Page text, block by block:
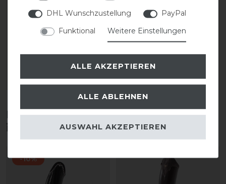
Schuhcreme 75 ml
| 132,00 € / Liter
ARTIKEL MERKEN
Schuhcreme 75 ml
0.075 Liter
ARTIKEL MERKEN
Diese Produkte könnten dich auch
interessieren
-10%
DHL Wunschzustellung
PayPal
Funktional
Weitere Einstellungen
ALLE AKZEPTIEREN
ALLE ABLEHNEN
AUSWAHL AKZEPTIEREN